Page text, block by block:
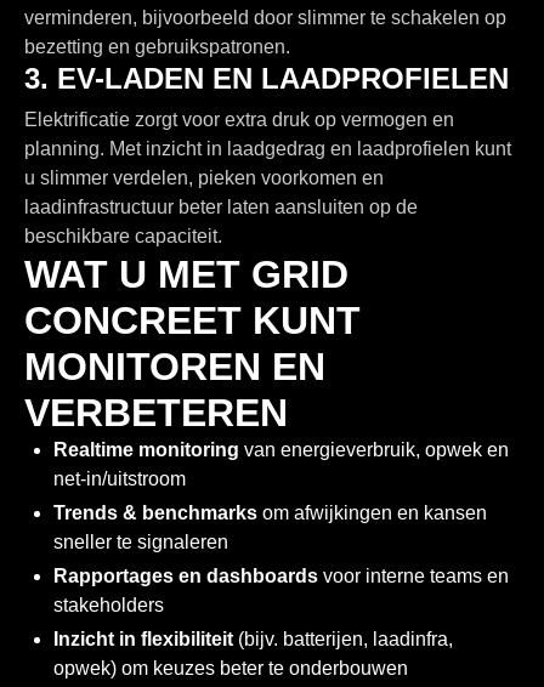
verminderen, bijvoorbeeld door slimmer te schakelen op
bezetting en gebruikspatronen.
3. EV-LADEN EN LAADPROFIELEN
Elektrificatie zorgt voor extra druk op vermogen en
planning. Met inzicht in laadgedrag en laadprofielen kunt
u slimmer verdelen, pieken voorkomen en
laadinfrastructuur beter laten aansluiten op de
beschikbare capaciteit.
WAT U MET GRID
CONCREET KUNT
MONITOREN EN
VERBETEREN
Realtime monitoring van energieverbruik, opwek en
net-in/uitstroom
Trends & benchmarks om afwijkingen en kansen
sneller te signaleren
Rapportages en dashboards voor interne teams en
stakeholders
Inzicht in flexibiliteit (bijv. batterijen, laadinfra,
opwek) om keuzes beter te onderbouwen